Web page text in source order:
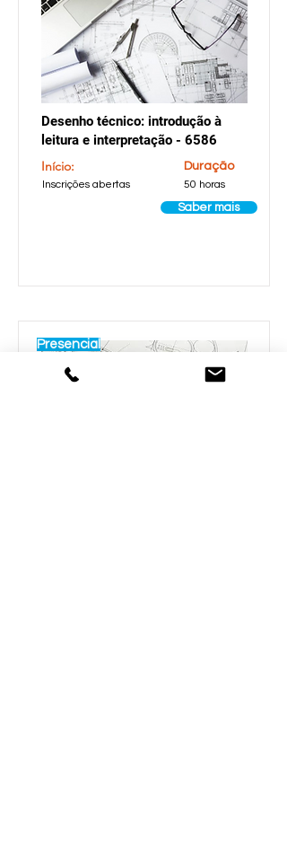
Desenho técnico: introdução à
leitura e interpretação - 6586
Início:
Inscrições abertas
Duração
50 horas
Saber mais
Presencial